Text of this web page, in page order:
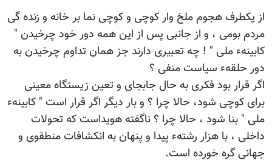
از یکطرف هجوم ملخ وار کوچی و کوچی نما بر خانه و زنده گی
مردم بومی ، و از جانبی پس از این همه دور خود چرخیدن "
کابینهء ملی " ! چه تعبیری دارند جز همان تداوم چرخیدن به
دور حلقهء سیاست منفی ؟
اگر قرار بود فکری به حال جابجای و تعین زیستگاه معینی
برای کوچی شود، حالا چرا ؟ و بار دیگر اگر قرار است " کابینهء
ملی " بنا شود ، حالا چرا ؟ ناگفته هویداست که تحولات
داخلی ، با هزار رشتهء پیدا و پنهان به انکشافات منطقوی و
جهانی گره خورده است.